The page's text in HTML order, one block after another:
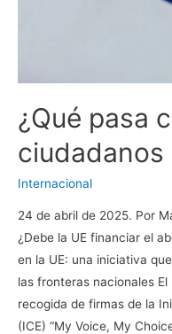
ideología
género
¿Qué pasa
ciudadanos
Internacional
24 de abril de 2025. Por
¿Debe la UE financiar el
en la UE: una iniciativa
las fronteras nacionales
recogida de firmas de la
(ICE) “My Voice, My